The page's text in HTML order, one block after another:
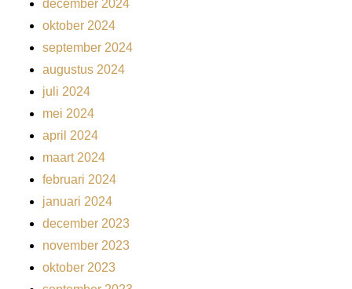
december 2024
oktober 2024
september 2024
augustus 2024
juli 2024
mei 2024
april 2024
maart 2024
februari 2024
januari 2024
december 2023
november 2023
oktober 2023